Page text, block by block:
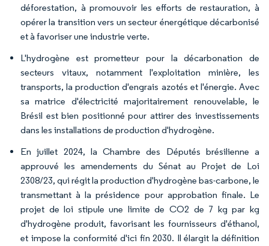
déforestation, à promouvoir les efforts de restauration, à
opérer la transition vers un secteur énergétique décarbonisé
et à favoriser une industrie verte.
L'hydrogène est prometteur pour la décarbonation de
secteurs vitaux, notamment l'exploitation minière, les
transports, la production d'engrais azotés et l'énergie. Avec
sa matrice d'électricité majoritairement renouvelable, le
Brésil est bien positionné pour attirer des investissements
dans les installations de production d'hydrogène.
En juillet 2024, la Chambre des Députés brésilienne a
approuvé les amendements du Sénat au Projet de Loi
2308/23, qui régit la production d'hydrogène bas-carbone, le
transmettant à la présidence pour approbation finale. Le
projet de loi stipule une limite de CO2 de 7 kg par kg
d'hydrogène produit, favorisant les fournisseurs d'éthanol,
et impose la conformité d'ici fin 2030. Il élargit la définition